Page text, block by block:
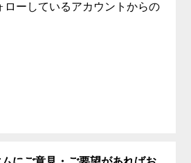
ローしているアカウントからの